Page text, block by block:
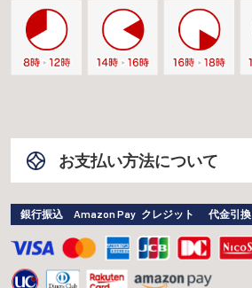
お支払い方法について
銀行振込 Amazon Pay クレジット 代金引換